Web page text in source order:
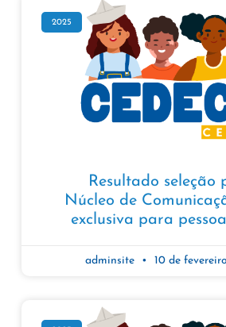
2025
Resultado seleção
Núcleo de
exclusiva para
adminsite 10 de